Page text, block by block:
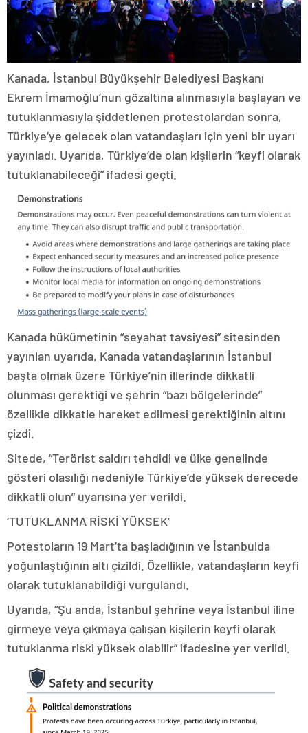
Kanada, İstanbul Büyükşehir Belediyesi Başkanı
Ekrem İmamoğlu’nun gözaltına alınmasıyla başlayan ve
tutuklanmasıyla şiddetlenen protestolardan sonra,
Türkiye’ye gelecek olan vatandaşları için yeni bir uyarı
yayınladı. Uyarıda, Türkiye’de olan kişilerin “keyfi olarak
tutuklanabileceği” ifadesi geçti.
Kanada hükümetinin “seyahat tavsiyesi” sitesinden
yayınlan uyarıda, Kanada vatandaşlarının İstanbul
başta olmak üzere Türkiye’nin illerinde dikkatli
olunması gerektiği ve şehrin “bazı bölgelerinde”
özellikle dikkatle hareket edilmesi gerektiğinin altını
çizdi.
Sitede, “Terörist saldırı tehdidi ve ülke genelinde
gösteri olasılığı nedeniyle Türkiye’de yüksek derecede
dikkatli olun” uyarısına yer verildi.
‘TUTUKLANMA RİSKİ YÜKSEK’
Potestoların 19 Mart’ta başladığının ve İstanbulda
yoğunlaştığının altı çizildi. Özellikle, vatandaşların keyfi
olarak tutuklanabildiği vurgulandı.
Uyarıda, “Şu anda, İstanbul şehrine veya İstanbul iline
girmeye veya çıkmaya çalışan kişilerin keyfi olarak
tutuklanma riski yüksek olabilir” ifadesine yer verildi.